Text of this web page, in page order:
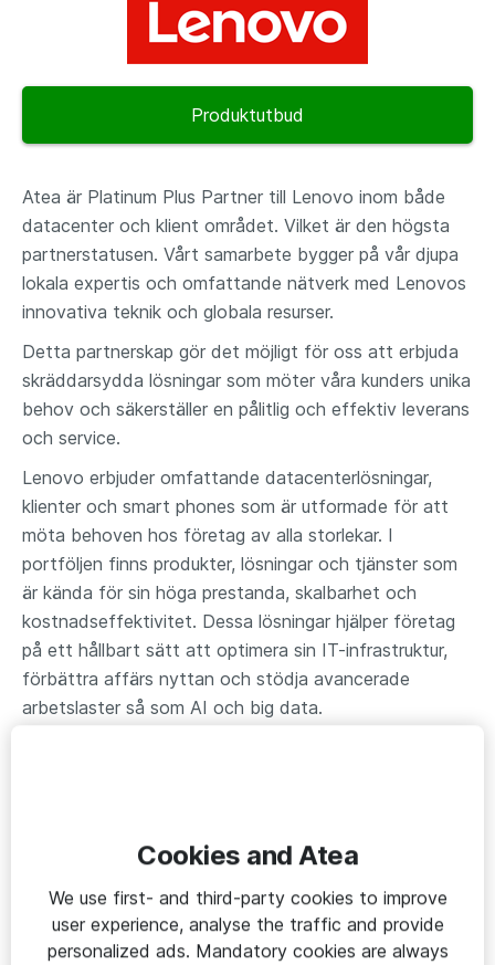
Produktutbud
Atea är Platinum Plus Partner till Lenovo inom både
datacenter och klient området. Vilket är den högsta
partnerstatusen. Vårt samarbete bygger på vår djupa
lokala expertis och omfattande nätverk med Lenovos
innovativa teknik och globala resurser.
Detta partnerskap gör det möjligt för oss att erbjuda
skräddarsydda lösningar som möter våra kunders unika
behov och säkerställer en pålitlig och effektiv leverans
och service.
Lenovo erbjuder omfattande datacenterlösningar,
klienter och smart phones som är utformade för att
möta behoven hos företag av alla storlekar. I
portföljen finns produkter, lösningar och tjänster som
är kända för sin höga prestanda, skalbarhet och
kostnadseffektivitet. Dessa lösningar hjälper företag
på ett hållbart sätt att optimera sin IT-infrastruktur,
förbättra affärs nyttan och stödja avancerade
arbetslaster så som AI och big data.
Skicka e-post
Cookies and Atea
We use first- and third-party cookies to improve
user experience, analyse the traffic and provide
personalized ads. Mandatory cookies are always